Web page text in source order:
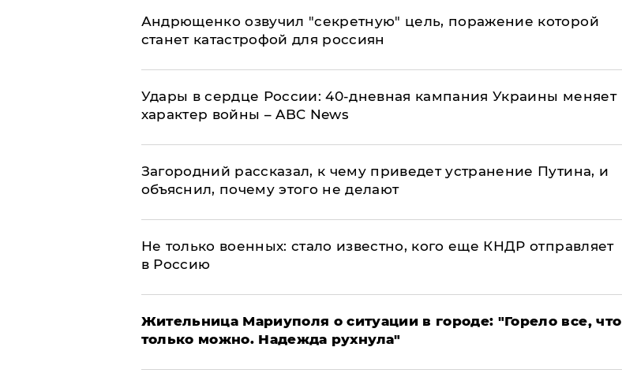
Андрющенко озвучил "секретную" цель, поражение которой
станет катастрофой для россиян
Удары в сердце России: 40-дневная кампания Украины меняет
характер войны – ABC News
Загородний рассказал, к чему приведет устранение Путина, и
объяснил, почему этого не делают
Не только военных: стало известно, кого еще КНДР отправляет
в Россию
Жительница Мариуполя о ситуации в городе: "Горело все, что
только можно. Надежда рухнула"